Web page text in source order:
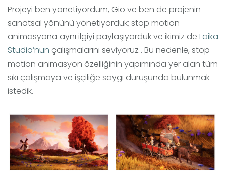
Projeyi ben yönetiyordum, Gio ve ben de projenin
sanatsal yönünü yönetiyorduk; stop motion
animasyona aynı ilgiyi paylaşıyorduk ve ikimiz de Laika
Studio’nun çalışmalarını seviyoruz . Bu nedenle, stop
motion animasyon özelliğinin yapımında yer alan tüm
sıkı çalışmaya ve işçiliğe saygı duruşunda bulunmak
istedik.